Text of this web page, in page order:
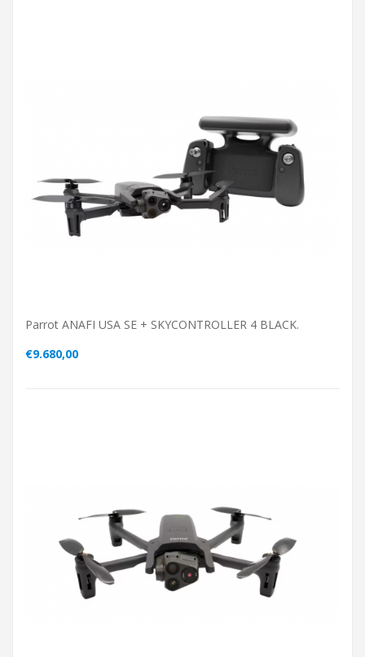
Parrot ANAFI USA SE + SKYCONTROLLER 4 BLACK.
€9.680,00